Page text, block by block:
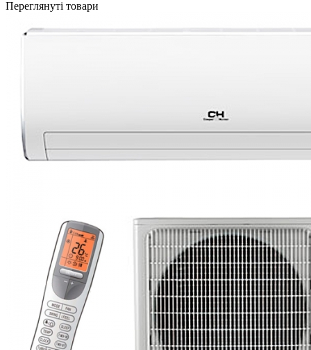
Переглянуті товари